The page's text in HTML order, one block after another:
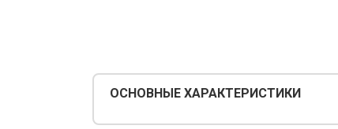
ОСНОВНЫЕ ХАРАКТЕРИСТИКИ